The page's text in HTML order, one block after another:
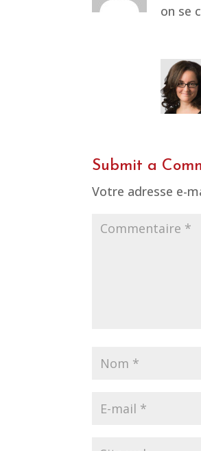
on se
Submit a
Votre adresse e-